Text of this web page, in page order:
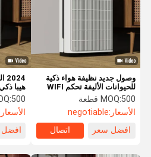
هيبا
الأليفة
500 قطعة
وصول جديد نظيفة هواء ذكية
للحيوانات الأليفة تحكم WIFI
Hepa نظيفة شعر الحيوانات
الأليفة
MOQ:500 قطعة
الأسعار:negotiable
افضل سعر
اتصال